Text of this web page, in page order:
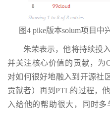
图4 pike版本solum项目中
朱荣表示，他将持续投
并关注核心价值的贡献，为
对如何很好地融入到开源社
贡献者）再到PTL的过程，
入给他的帮助很大，同时